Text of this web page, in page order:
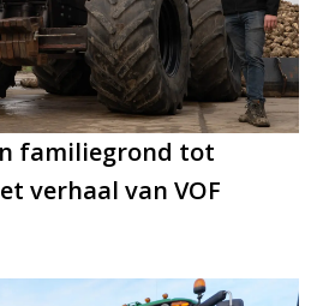
familiegrond tot
verhaal van VOF
minuten.